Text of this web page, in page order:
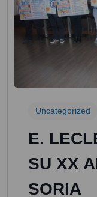
Uncategorized
E.
SU XX
SORIA